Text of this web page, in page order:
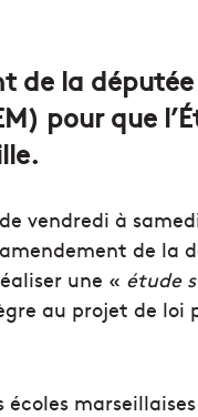
de la
pour que
vendredi à
de la
une « étude
au projet de loi
écoles